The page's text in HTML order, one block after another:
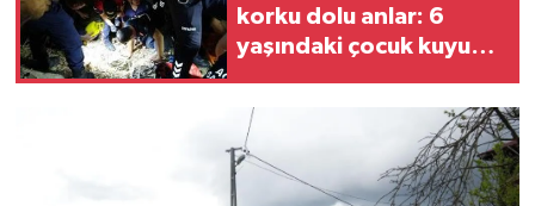
korku dolu anlar: 6
yaşındaki çocuk kuyuya